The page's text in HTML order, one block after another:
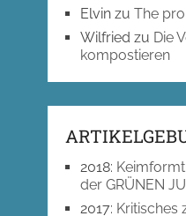
Elvinzu The
Wilfried zu Die
kompostieren
2018:
der GRÜNEN
2017: Kritisches